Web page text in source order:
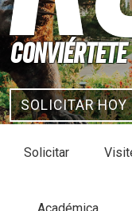
Conviértete
SOLICITAR HOY
Solicitar